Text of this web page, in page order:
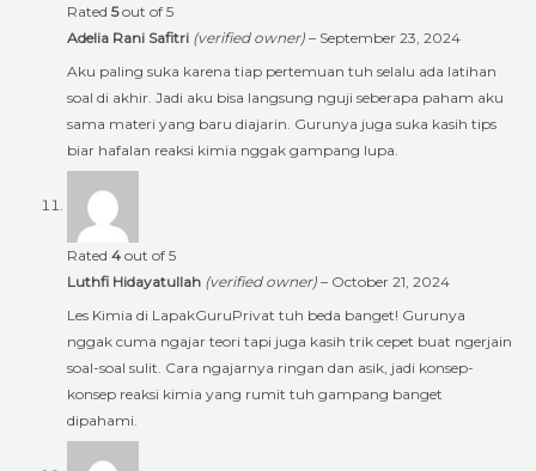
Rated 5out of 5
Adelia Rani Safitri (verified owner) – September 23, 2024
Aku paling suka karena tiap pertemuan tuh selalu ada latihan
soal di akhir. Jadi aku bisa langsung nguji seberapa paham aku
sama materi yang baru diajarin. Gurunya juga suka kasih tips
biar hafalan reaksi kimia nggak gampang lupa.
Rated 4 out of 5
Luthfi Hidayatullah (verified owner) – October 21, 2024
Les Kimia di LapakGuruPrivat tuh beda banget! Gurunya
nggak cuma ngajar teori tapi juga kasih trik cepet buat ngerjain
soal-soal sulit. Cara ngajarnya ringan dan asik, jadi konsep-
konsep reaksi kimia yang rumit tuh gampang banget
dipahami.